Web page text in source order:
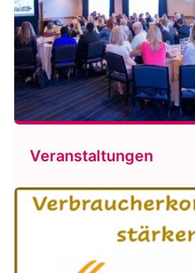
Veranstaltungen